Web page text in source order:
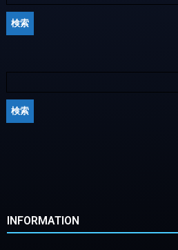
INFORMATION